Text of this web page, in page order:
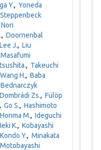
Y.,Yoneda
Steppenbeck
Nori
,Doornenbal
Lee J.,Liu
Masafumi
, Takeuchi
Wang H.,Baba
Bednarczyk
Dombrádi Zs.,Fülöp
,Go S.,Hashimoto
Honma M.,Ideguchi
Ieki K.,Kobayashi
Kondo Y.,Minakata
Motobayashi